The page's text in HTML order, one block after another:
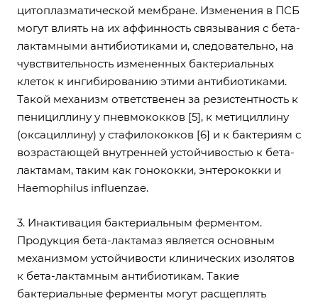
цитоплазматической мембране. Изменения в ПСБ
могут влиять на их аффинность связывания с бета-
лактамными антибиотиками и, следовательно, на
чувствительность измененных бактериальных
клеток к ингибированию этими антибиотиками.
Такой механизм ответственен за резистентность к
пенициллину у пневмококков [5], к метициллину
(оксациллину) у стафилококков [6] и к бактериям с
возрастающей внутренней устойчивостью к бета-
лактамам, таким как гонококки, энтерококки и
Haemophilus influenzae.
3. Инактивация бактериальным ферментом.
Продукция бета-лактамаз является основным
механизмом устойчивости клинических изолятов
к бета-лактамным антибиотикам. Такие
бактериальные ферменты могут расщеплять